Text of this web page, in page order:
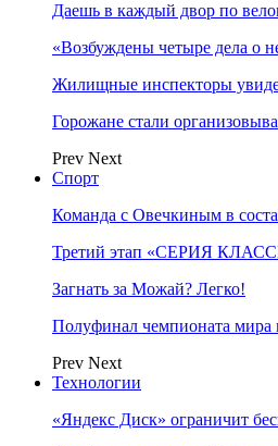
Даешь в каждый двор по
«Возбуждены четыре дела о
Жилищные инспекторы
Горожане стали
Prev Next
Спорт
Команда с Овечкиным в
Третий этап «СЕРИЯ
Загнать за Можай? Легко!
Полуфинал чемпионата
Prev Next
Технологии
«Яндекс Диск» ограничит